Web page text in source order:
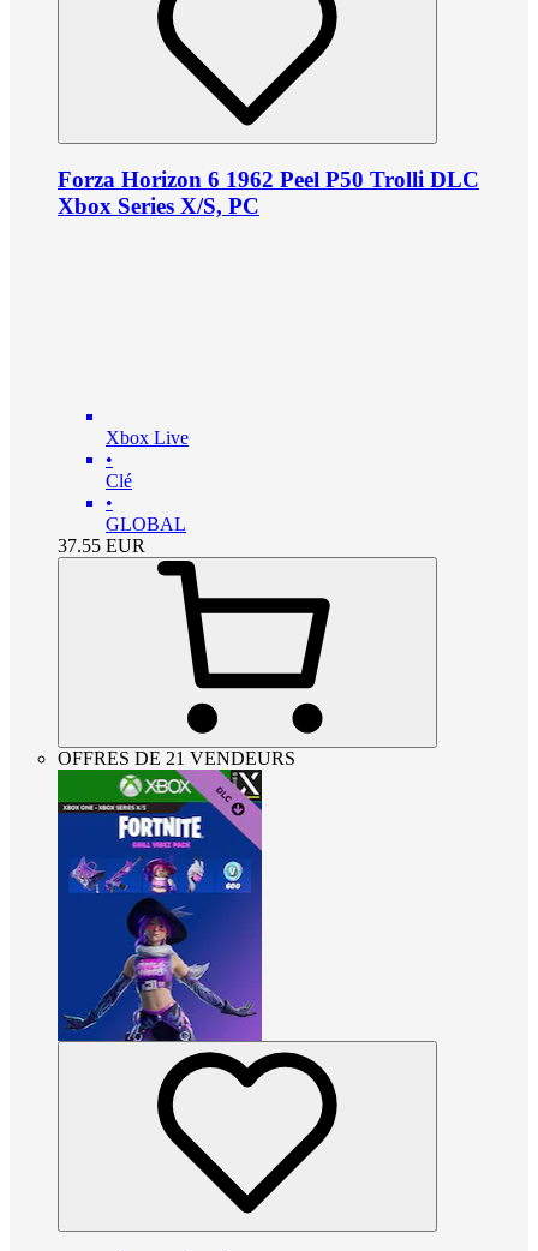
Forza Horizon 6 1962 Peel P50 Trolli DLC
Xbox Series X/S, PC
Xbox Live
•
Clé
•
GLOBAL
37.55 EUR
OFFRES DE 21 VENDEURS